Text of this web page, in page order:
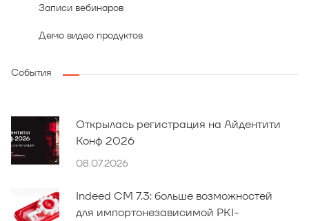
Записи вебинаров
Демо видео продуктов
События
Открылась регистрация на Айдентити
Конф 2026
08.07.2026
Indeed CM 7.3: больше возможностей
для импортонезависимой PKI-